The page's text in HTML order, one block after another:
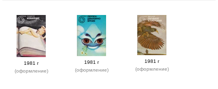
1981 г
(оформление)
1981 г
(оформление)
1981 г
(оформление)